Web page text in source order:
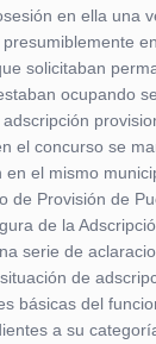
en ella una
solicitaban
ocupando
el concurso se
en el mismo
de Provisión de
de la
serie de
de
básicas del
a su